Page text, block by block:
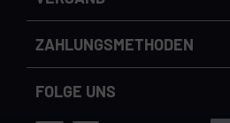
ZAHLUNGS­METHODEN
FOLGE UNS